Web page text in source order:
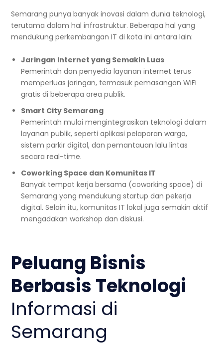
Semarang punya banyak inovasi dalam dunia teknologi,
terutama dalam hal infrastruktur. Beberapa hal yang
mendukung perkembangan IT di kota ini antara lain:
Jaringan Internet yang Semakin Luas
Pemerintah dan penyedia layanan internet terus
memperluas jaringan, termasuk pemasangan WiFi
gratis di beberapa area publik.
Smart City Semarang
Pemerintah mulai mengintegrasikan teknologi dalam
layanan publik, seperti aplikasi pelaporan warga,
sistem parkir digital, dan pemantauan lalu lintas
secara real-time.
Coworking Space dan Komunitas IT
Banyak tempat kerja bersama (coworking space) di
Semarang yang mendukung startup dan pekerja
digital. Selain itu, komunitas IT lokal juga semakin aktif
mengadakan workshop dan diskusi.
Peluang Bisnis
Berbasis Teknologi
Informasi di
Semarang